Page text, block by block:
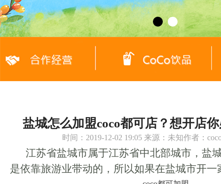
盐城怎么加盟coco都可店？想开店
时间：2019-12-02 19:05 来源：未知作者：
江苏省盐城市属于江苏省中北部城市，盐
是依靠旅游业带动的，所以如果在盐城市开一